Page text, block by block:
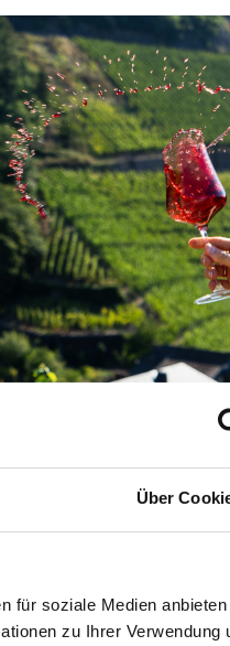
Über
für soziale Medien
zu Ihrer Verwendung
mit derselben Hingabe und
besonderem Augenmerk
einige der
bieten optimale
entfaltet.